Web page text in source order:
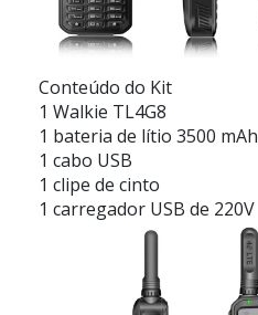
Conteúdo do Kit
1 Walkie TL4G8
1 bateria de lítio 3500 mAh
1 cabo USB
1 clipe de cinto
1 carregador USB de 220V